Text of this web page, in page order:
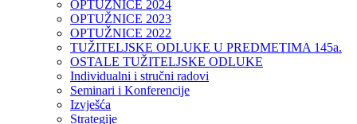
OPTUŽNICE 2024
OPTUŽNICE 2023
OPTUŽNICE 2022
TUŽITELJSKE ODLUKE U PREDMETIMA 145a.
OSTALE TUŽITELJSKE ODLUKE
Individualni i stručni radovi
Seminari i Konferencije
Izvješća
Strategije